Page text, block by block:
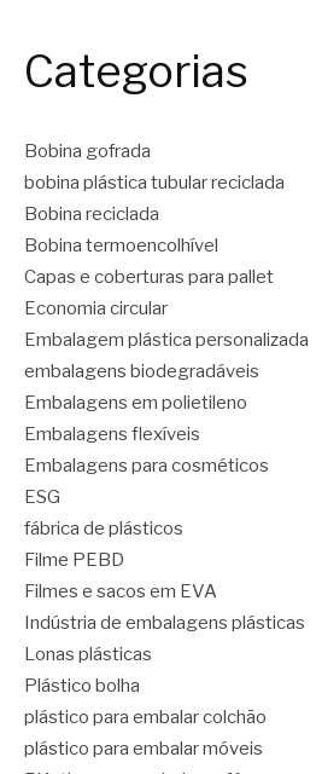
Categorias
Bobina gofrada
bobina plástica tubular reciclada
Bobina reciclada
Bobina termoencolhível
Capas e coberturas para pallet
Economia circular
Embalagem plástica personalizada
embalagens biodegradáveis
Embalagens em polietileno
Embalagens flexíveis
Embalagens para cosméticos
ESG
fábrica de plásticos
Filme PEBD
Filmes e sacos em EVA
Indústria de embalagens plásticas
Lonas plásticas
Plástico bolha
plástico para embalar colchão
plástico para embalar móveis